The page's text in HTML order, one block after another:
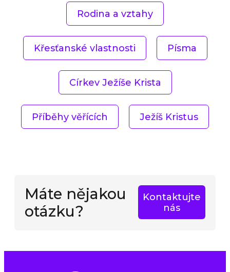
Rodina a vztahy
Křesťanské vlastnosti Písma
Církev Ježíše Krista
Příběhy věřících Ježíš Kristus
Máte nějakou
otázku?
Kontaktujte
nás